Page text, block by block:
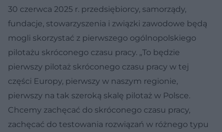
30 czerwca 2025 r. przedsiębiorcy, samorządy,
fundacje, stowarzyszenia i związki zawodowe będą
mogli skorzystać z pierwszego ogólnopolskiego
pilotażu skróconego czasu pracy. „To będzie
pierwszy pilotaż skróconego czasu pracy w tej
części Europy, pierwszy w naszym regionie,
pierwszy na tak szeroką skalę pilotaż w Polsce.
Chcemy zachęcać do skróconego czasu pracy,
zachęcać do testowania rozwiązań w różnego typu